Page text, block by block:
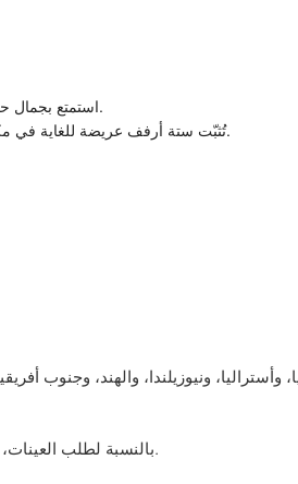
استمتع بجمال حبيبات خشب البلوط من أي زاوية مع توماس، وهي قطعة رائعة تعمل كخزانة كتب أو فاصل للغرف.
تُثبّت ستة أرفف عريضة للغاية في مكانها بواسطة عوارض تتقاطع عند كل مستوى، مما يوفر مساحة للكتب والمقتنيات والصور المؤطرة.
بالنسبة لطلب العينات، سيستغرق الأمر حوالي 15 يوم عمل بعد تأكيد الطلب أو أكثر بناءً على تصميم الأثاث المفصل.